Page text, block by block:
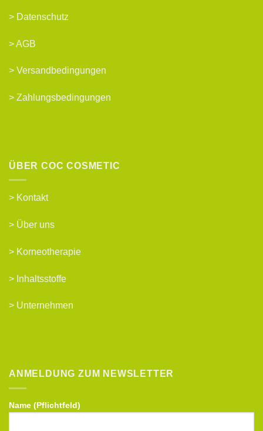
> Datenschutz
>AGB
> Versandbedingungen
> Zahlungsbedingungen
ÜBER COC COSMETIC
> Kontakt
> Über uns
> Korneotherapie
> Inhaltsstoffe
> Unternehmen
ANMELDUNG ZUM NEWSLETTER
Name (Pflichtfeld)